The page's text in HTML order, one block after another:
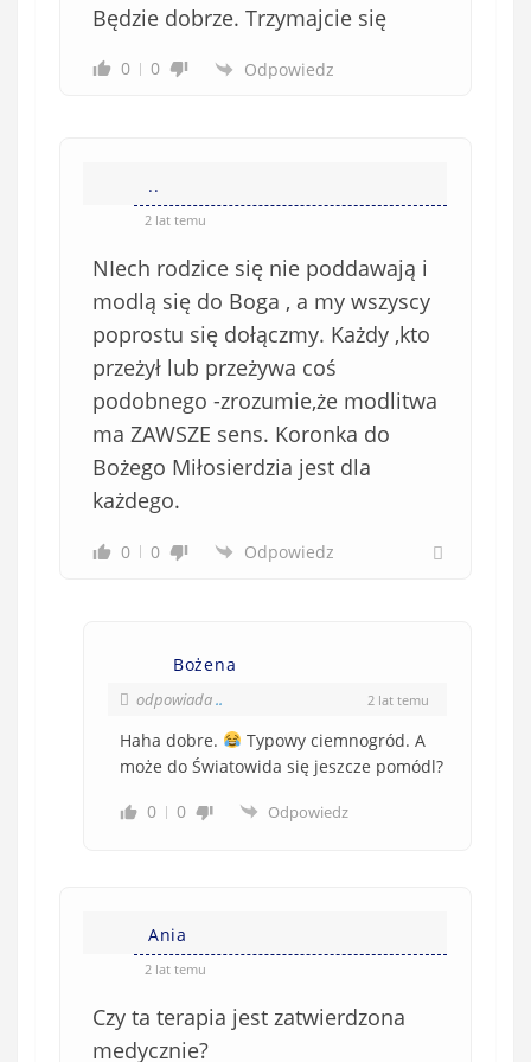
Będzie dobrze. Trzymajcie się
0 0 Odpowiedz
..
2 lat temu
NIech rodzice się nie poddawają i
modlą się do Boga , a my wszyscy
poprostu się dołączmy. Każdy ,kto
przeżył lub przeżywa coś
podobnego -zrozumie,że modlitwa
ma ZAWSZE sens. Koronka do
Bożego Miłosierdzia jest dla
każdego.
0 0 Odpowiedz
Bożena
odpowiada.. 2 lat temu
Haha dobre.
Typowy ciemnogród. A
może do Światowida się jeszcze pomódl?
0
0 Odpowiedz
Ania
2 lat temu
Czy ta terapia jest zatwierdzona
medycznie?